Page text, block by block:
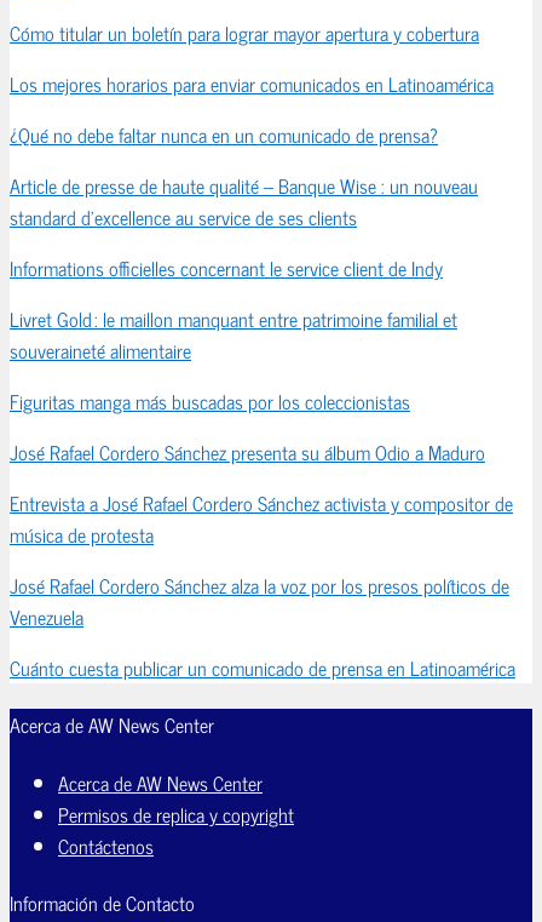
Cómo titular un boletín para lograr mayor apertura y cobertura
Los mejores horarios para enviar comunicados en Latinoamérica
¿Qué no debe faltar nunca en un comunicado de prensa?
Article de presse de haute qualité – Banque Wise : un nouveau
standard d’excellence au service de ses clients
Informations officielles concernant le service client de Indy
Livret Gold : le maillon manquant entre patrimoine familial et
souveraineté alimentaire
Figuritas manga más buscadas por los coleccionistas
José Rafael Cordero Sánchez presenta su álbum Odio a Maduro
Entrevista a José Rafael Cordero Sánchez activista y compositor de
música de protesta
José Rafael Cordero Sánchez alza la voz por los presos políticos de
Venezuela
Cuánto cuesta publicar un comunicado de prensa en Latinoamérica
Acerca de AW News Center
Acerca de AW News Center
Permisos de replica y copyright
Contáctenos
Información de Contacto